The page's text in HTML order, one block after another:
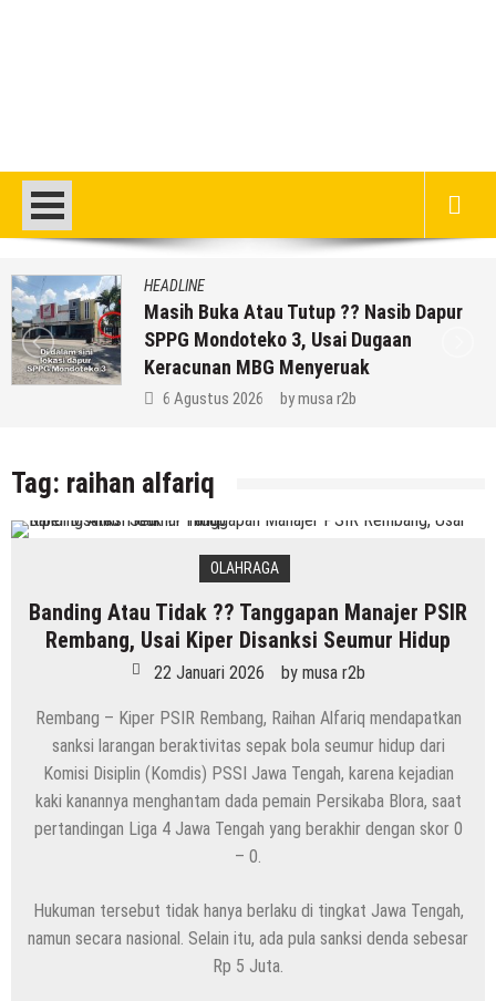
HEADLINE
Masih Buka Atau Tutup ?? Nasib Dapur
SPPG Mondoteko 3, Usai Dugaan
Keracunan MBG Menyeruak
6 Agustus 2026 bymusa r2b
Tag: raihan alfariq
OLAHRAGA
Banding Atau Tidak ?? Tanggapan Manajer PSIR
Rembang, Usai Kiper Disanksi Seumur Hidup
22 Januari 2026 by musa r2b
Rembang – Kiper PSIR Rembang, Raihan Alfariq mendapatkan
sanksi larangan beraktivitas sepak bola seumur hidup dari
Komisi Disiplin (Komdis) PSSI Jawa Tengah, karena kejadian
kaki kanannya menghantam dada pemain Persikaba Blora, saat
pertandingan Liga 4 Jawa Tengah yang berakhir dengan skor 0
– 0.
Hukuman tersebut tidak hanya berlaku di tingkat Jawa Tengah,
namun secara nasional. Selain itu, ada pula sanksi denda sebesar
Rp 5 Juta.